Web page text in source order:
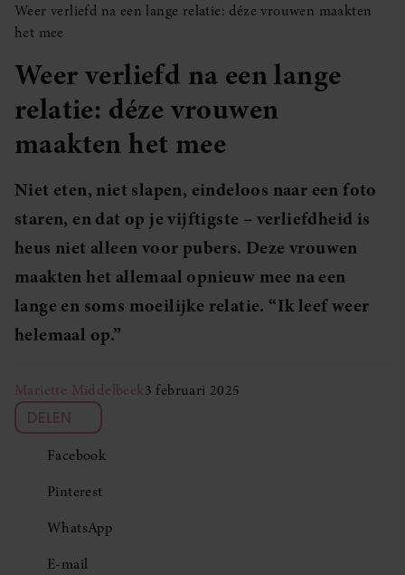
Weer verliefd na een lange relatie: déze vrouwen maakten
het mee
Weer verliefd na een lange
relatie: déze vrouwen
maakten het mee
Niet eten, niet slapen, eindeloos naar een foto
staren, en dat op je vijftigste – verliefdheid is
heus niet alleen voor pubers. Deze vrouwen
maakten het allemaal opnieuw mee na een
lange en soms moeilijke relatie. “Ik leef weer
helemaal op.”
Mariette Middelbeek3 februari 2025
DELEN
Facebook
Pinterest
WhatsApp
E-mail